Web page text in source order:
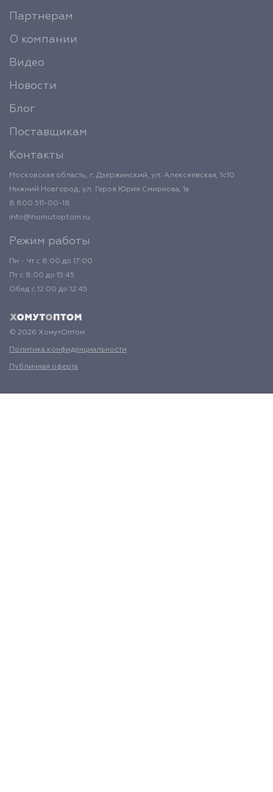
Партнерам
О компании
Видео
Новости
Блог
Поставщикам
Контакты
Московская область, г. Дзержинский, ул. Алексеевская, 1с10
Нижний Новгород, ул. Героя Юрия Смирнова, 1а
8 800 511-00-18
info@homutoptom.ru
Режим работы
Пн - Чт с 8:00 до 17:00
Пт с 8:00 до 15:45
Обед с 12:00 до 12:45
© 2026 ХомутОптом
Политика конфиденциальности
Публичная оферта